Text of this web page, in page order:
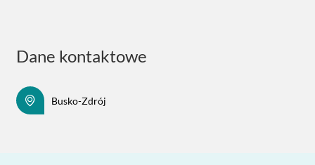
Dane kontaktowe
Busko-Zdrój